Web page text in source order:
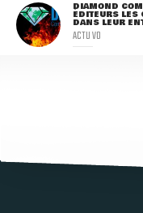
DIAMOND
ÉDITEURS LES
DANS LEUR
ACTU VO